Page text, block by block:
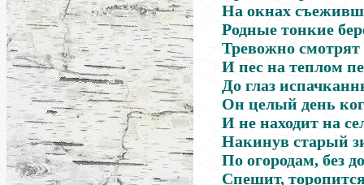
На окнах
Родные тонкие
Тревожно смотрят
И пес на теплом
До глаз
Он целый день
И не находит на
Накинув старый
По огородам, без
Спешит,